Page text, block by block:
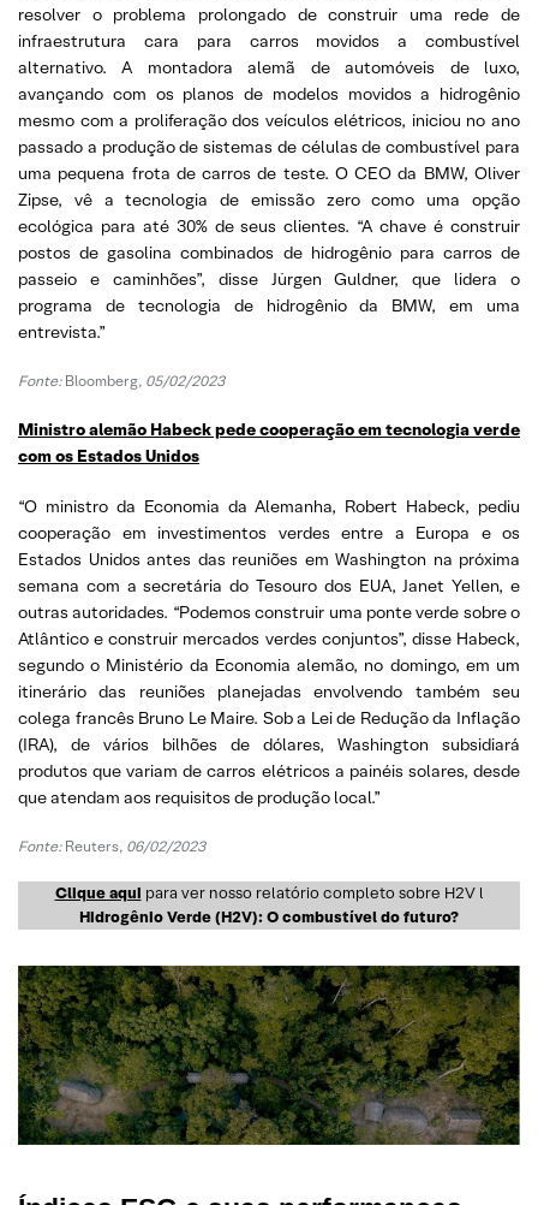
resolver o problema prolongado de construir uma rede de
infraestrutura cara para carros movidos a combustível
alternativo. A montadora alemã de automóveis de luxo,
avançando com os planos de modelos movidos a hidrogênio
mesmo com a proliferação dos veículos elétricos, iniciou no ano
passado a produção de sistemas de células de combustível para
uma pequena frota de carros de teste. O CEO da BMW, Oliver
Zipse, vê a tecnologia de emissão zero como uma opção
ecológica para até 30% de seus clientes. “A chave é construir
postos de gasolina combinados de hidrogênio para carros de
passeio e caminhões”, disse Jürgen Guldner, que lidera o
programa de tecnologia de hidrogênio da BMW, em uma
entrevista.”
Fonte: Bloomberg, 05/02/2023
Ministro alemão Habeck pede cooperação em tecnologia verde
com os Estados Unidos
“O ministro da Economia da Alemanha, Robert Habeck, pediu
cooperação em investimentos verdes entre a Europa e os
Estados Unidos antes das reuniões em Washington na próxima
semana com a secretária do Tesouro dos EUA, Janet Yellen, e
outras autoridades. “Podemos construir uma ponte verde sobre o
Atlântico e construir mercados verdes conjuntos”, disse Habeck,
segundo o Ministério da Economia alemão, no domingo, em um
itinerário das reuniões planejadas envolvendo também seu
colega francês Bruno Le Maire. Sob a Lei de Redução da Inflação
(IRA), de vários bilhões de dólares, Washington subsidiará
produtos que variam de carros elétricos a painéis solares, desde
que atendam aos requisitos de produção local.”
Fonte: Reuters, 06/02/2023
Clique aqui para ver nosso relatório completo sobre H2V l
Hidrogênio Verde (H2V): O combustível do futuro?